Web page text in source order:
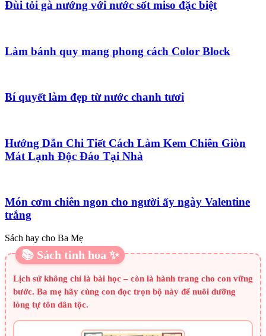
Đùi tỏi gà nướng với nước sốt miso đặc biệt
Làm bánh quy mang phong cách Color Block
Bí quyết làm đẹp từ nước chanh tươi
Hướng Dẫn Chi Tiết Cách Làm Kem Chiên Giòn
Mát Lạnh Độc Đáo Tại Nhà
Món cơm chiên ngon cho người ấy ngày Valentine
trắng
Sách hay cho Ba Mẹ
📚 Sách tinh hoa ✨
Lịch sử không chỉ là bài học – còn là hành trang cho con vững
bước. Ba mẹ hãy cùng con đọc trọn bộ này để nuôi dưỡng
lòng tự tôn dân tộc.